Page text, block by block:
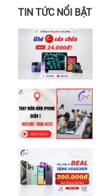
TIN TỨC NỔI BẬT